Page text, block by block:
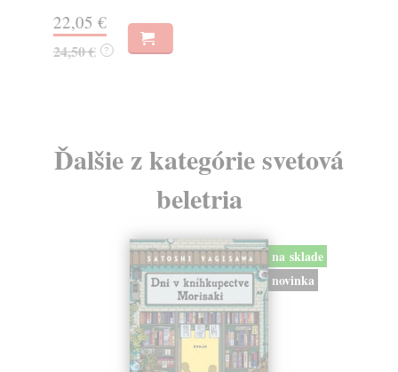
22,05 €
24,50 € ?
Ďalšie z kategórie svetová
beletria
na sklade
novinka